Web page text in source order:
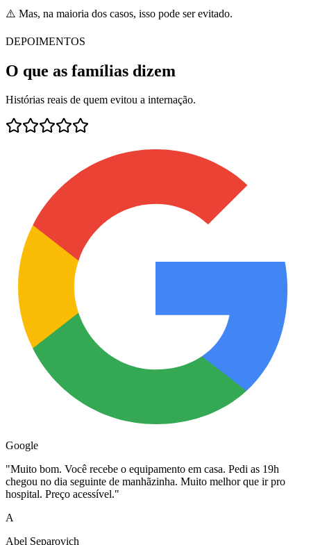
⚠️ Mas, na maioria dos casos, isso pode ser evitado.
DEPOIMENTOS
O que as famílias dizem
Histórias reais de quem evitou a internação.
Google
"Muito bom. Você recebe o equipamento em casa. Pedi as 19h
chegou no dia seguinte de manhãzinha. Muito melhor que ir pro
hospital. Preço acessível."
A
Abel Separovich